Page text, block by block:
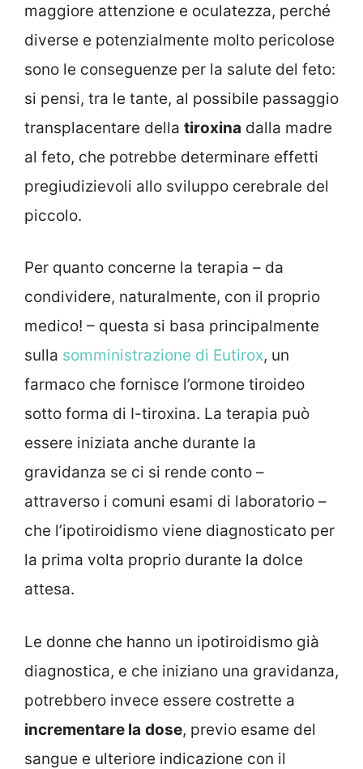
maggiore attenzione e oculatezza, perché
diverse e potenzialmente molto pericolose
sono le conseguenze per la salute del feto:
si pensi, tra le tante, al possibile passaggio
transplacentare della tiroxina dalla madre
al feto, che potrebbe determinare effetti
pregiudizievoli allo sviluppo cerebrale del
piccolo.
Per quanto concerne la terapia – da
condividere, naturalmente, con il proprio
medico! – questa si basa principalmente
sulla somministrazione di Eutirox, un
farmaco che fornisce l’ormone tiroideo
sotto forma di I-tiroxina. La terapia può
essere iniziata anche durante la
gravidanza se ci si rende conto –
attraverso i comuni esami di laboratorio –
che l’ipotiroidismo viene diagnosticato per
la prima volta proprio durante la dolce
attesa.
Le donne che hanno un ipotiroidismo già
diagnostica, e che iniziano una gravidanza,
potrebbero invece essere costrette a
incrementare la dose, previo esame del
sangue e ulteriore indicazione con il